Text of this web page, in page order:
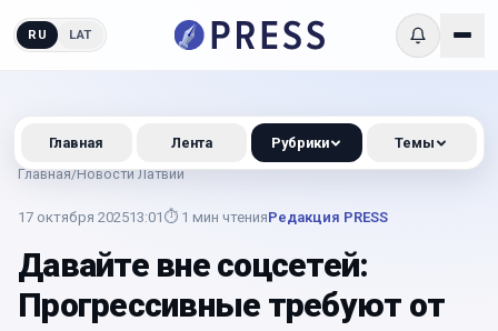
RU LAT
Главная/Новости Латвии
17 октября 202513:01 ⏱ 1 мин чтенияРедакция PRESS
Давайте вне соцсетей:
Прогрессивные требуют от
Главная Лента Рубрики Темы